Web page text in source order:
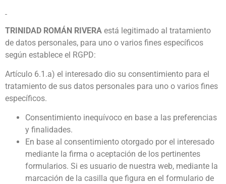
TRINIDAD ROMÁN RIVERA está legitimado al tratamiento
de datos personales, para uno o varios fines específicos
según establece el RGPD:
Artículo 6.1.a) el interesado dio su consentimiento para el
tratamiento de sus datos personales para uno o varios fines
específicos.
Consentimiento inequívoco en base a las preferencias
y finalidades.
En base al consentimiento otorgado por el interesado
mediante la firma o aceptación de los pertinentes
formularios. Si es usuario de nuestra web, mediante la
marcación de la casilla que figura en el formulario de